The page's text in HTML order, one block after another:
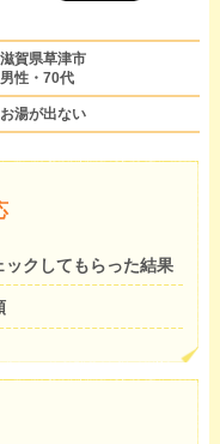
滋賀県草津市
男性・70代
お湯が出ない
クしてもらった結果